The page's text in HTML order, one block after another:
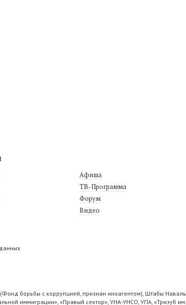
Афиша
ТВ-Программа
Форум
Видео
борьбы с коррупцией, признан иноагентом), Штабы
иммиграции», «Правый сектор», УНА-УНСО, УПА, «Тризуб